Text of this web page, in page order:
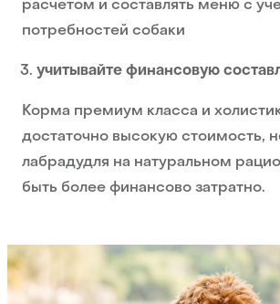
расчетом и составлять меню с
потребностей собаки
учитывайте финансовую
Корма премиум класса и
достаточно высокую стоимость,
лабрадудля на натуральном
быть более финансово затратно.